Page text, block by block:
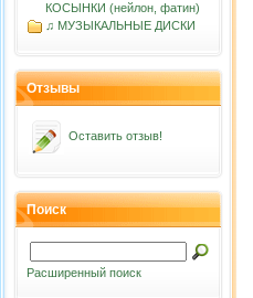
КОСЫНКИ (нейлон, фатин)
♫ МУЗЫКАЛЬНЫЕ ДИСКИ
Отзывы
Оставить отзыв!
Поиск
Расширенный поиск